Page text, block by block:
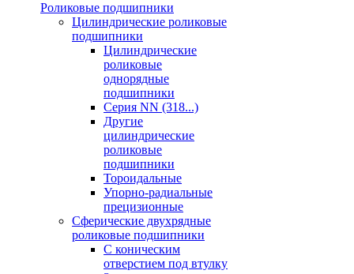
Роликовые подшипники
Цилиндрические роликовые
подшипники
Цилиндрические
роликовые
однорядные
подшипники
Серия NN (318...)
Другие
цилиндрические
роликовые
подшипники
Тороидальные
Упорно-радиальные
прецизионные
Сферические двухрядные
роликовые подшипники
С коническим
отверстием под втулку